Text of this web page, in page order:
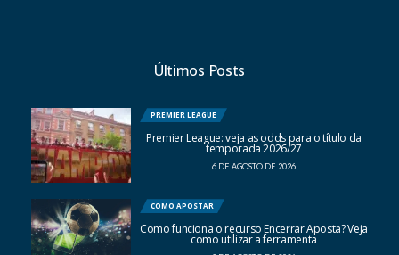
Últimos Posts
PREMIER LEAGUE
Premier League: veja as odds para o título da
temporada 2026/27
6 DE AGOSTO DE 2026
COMO APOSTAR
Como funciona o recurso Encerrar Aposta? Veja
como utilizar a ferramenta